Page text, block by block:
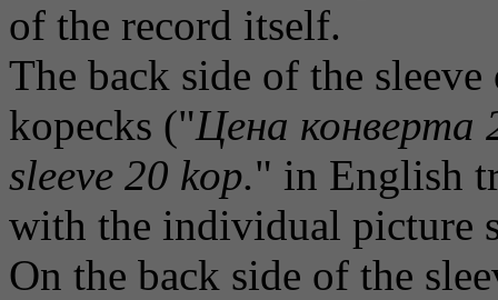
of the record itself.
The back side of the
kopecks ("Цена конверта
sleeve 20 kop." in English
with the individual picture
On the back side of the